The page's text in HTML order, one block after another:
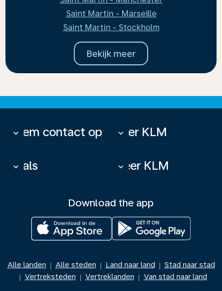
Saint Martin - Marseille
Saint Martin - Stockholm
Bekijk meer
Neem contact op
keyboard_arrow_down Over KLM
keyboard_arrow_down
Deals
keyboard_arrow_down Meer KLM
keyboard_arrow_down
Download the app
Alle landen | Alle steden | Land naar land | Stad naar stad
| Vertreksteden | Vertreklanden | Van stad naar land